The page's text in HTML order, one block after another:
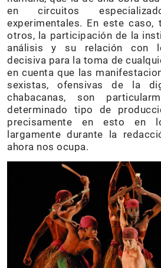
en circuitos
experimentales. En este
otros, la participación de la
análisis y su relación con
decisiva para la toma de
en cuenta que las
sexistas, ofensivas de la
chabacanas, son
determinado tipo de
precisamente en esto en
largamente durante la
ahora nos ocupa.